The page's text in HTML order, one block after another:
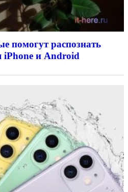
помогут распознать
iPhone и Android